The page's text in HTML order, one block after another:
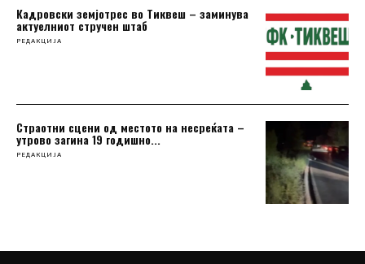
Кадровски земјотрес во Тиквеш – заминува
актуелниот стручен штаб
РЕДАКЦИЈА
Страотни сцени од местото на несреќатa –
утрово загина 19 годишно...
РЕДАКЦИЈА